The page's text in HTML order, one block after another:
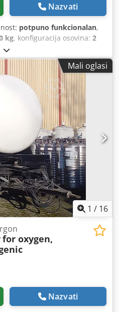
Nazvati
potpuno funkcionalan,
kg, konfiguracija osovina: 2
10/2024
, radna masa:16.040 kg,
Mali oglasi
1 / 16
for oxygen,
Nazvati